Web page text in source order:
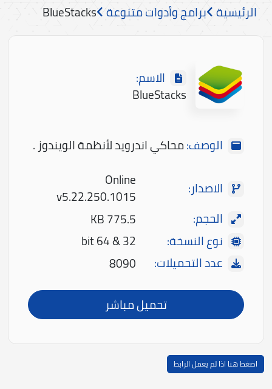
الرئيسية برامج وأدوات متنوعة BlueStacks
الاسم:
BlueStacks
الوصف:محاكي اندرويد لأنظمة الويندوز .
الاصدار:
Online
v5.22.250.1015
الحجم:
775.5 KB
نوع النسخة:
32 & 64 bit
عدد التحميلات:
8090
تحميل مباشر
اضغط هنا اذا لم يعمل الرابط